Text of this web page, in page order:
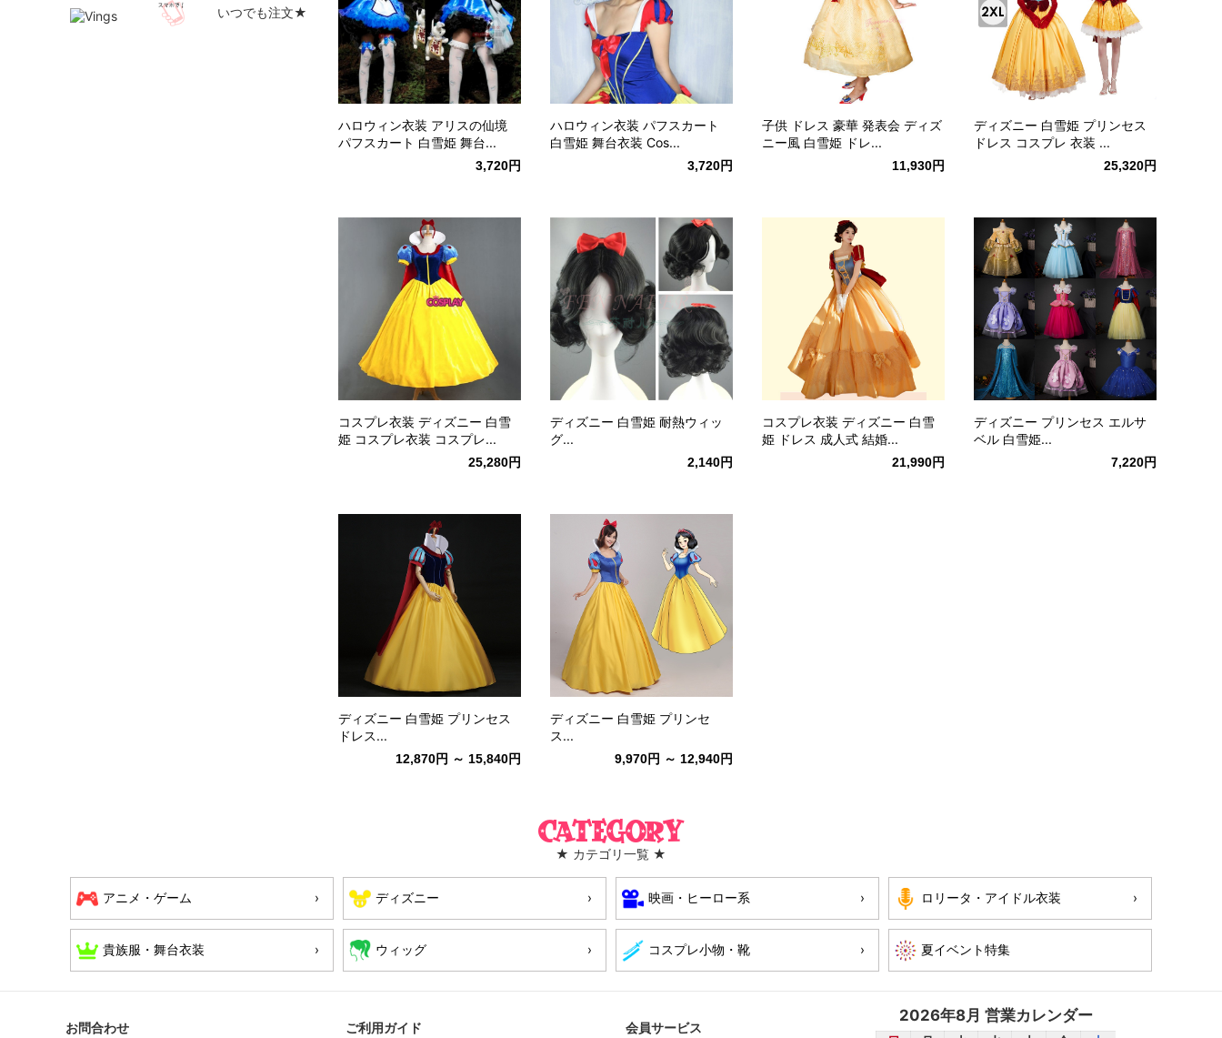
いつでも注文★
ハロウィン衣装 アリスの仙境
パフスカート 白雪姫 舞台...
3,720円
ハロウィン衣装 パフスカート
白雪姫 舞台衣装 Cos...
3,720円
子供 ドレス 豪華 発表会 ディズ
ニー風 白雪姫 ドレ...
11,930円
ディズニー 白雪姫 プリンセス
ドレス コスプレ 衣装 ...
25,320円
コスプレ衣装 ディズニー 白雪
姫 コスプレ衣装 コスプレ...
25,280円
ディズニー 白雪姫 耐熱ウィッ
グ...
2,140円
コスプレ衣装 ディズニー 白雪
姫 ドレス 成人式 結婚...
21,990円
ディズニー プリンセス エルサ
ベル 白雪姫...
7,220円
ディズニー 白雪姫 プリンセス
ドレス...
12,870円 ～ 15,840円
ディズニー 白雪姫 プリンセ
ス...
9,970円 ～ 12,940円
Category
★ カテゴリ一覧 ★
アニメ・ゲーム ディズニー 映画・ヒーロー系 ロリータ・アイドル衣装
貴族服・舞台衣装 ウィッグ コスプレ小物・靴
お問合わせ ご利用ガイド 会員サービス
2026年8月 営業カレンダー